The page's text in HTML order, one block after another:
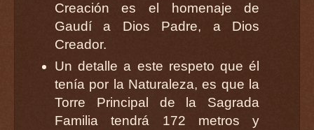
Creación es el homenaje de
Gaudí a Dios Padre, a Dios
Creador.
Un detalle a este respeto que él
tenía por la Naturaleza, es que la
Torre Principal de la Sagrada
Familia tendrá 172 metros y